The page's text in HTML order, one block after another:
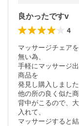
良かったですv
4
マッサージチェア
無い為、
手軽にマッサージ
商品を
発見し購入しました
他の所の良く似た
背中がこるので、
入れて、
マッサージすると